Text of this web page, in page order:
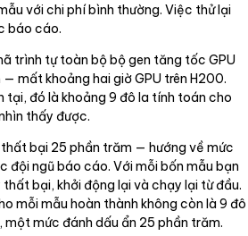
với chi phí bình thường. Việc thử lại
báo cáo.
trình tự toàn bộ bộ gen tăng tốc GPU
mất khoảng hai giờ GPU trên H200.
tại, đó là khoảng 9 đô la tính toán cho
thấy được.
bại 25 phần trăm — hướng về mức
đội ngũ báo cáo. Với mỗi bốn mẫu bạn
bại, khởi động lại và chạy lại từ đầu.
mỗi mẫu hoàn thành không còn là 9 đô
một mức đánh dấu ẩn 25 phần trăm.